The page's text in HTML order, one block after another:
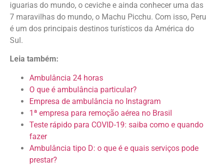
iguarias do mundo, o ceviche e ainda conhecer uma das
7 maravilhas do mundo, o Machu Picchu. Com isso, Peru
é um dos principais destinos turísticos da América do
Sul.
Leia também:
Ambulância 24 horas
O que é ambulância particular?
Empresa de ambulância no Instagram
1ª empresa para remoção aérea no Brasil
Teste rápido para COVID-19: saiba como e quando
fazer
Ambulância tipo D: o que é e quais serviços pode
prestar?